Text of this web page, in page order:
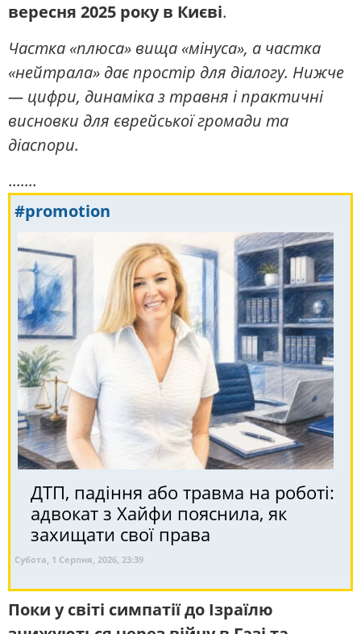
вересня 2025 року в Києві.
Частка «плюса» вища «мінуса», а частка
«нейтрала» дає простір для діалогу. Нижче
— цифри, динаміка з травня і практичні
висновки для єврейської громади та
діаспори.
.......
#promotion
ДТП, падіння або травма на роботі:
адвокат з Хайфи пояснила, як
захищати свої права
Субота, 1 Серпня, 2026, 23:39
Поки у світі симпатії до Ізраїлю